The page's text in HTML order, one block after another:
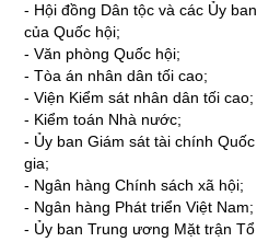
- Hội đồng Dân tộc và các Ủy ban
của Quốc hội;
- Văn phòng Quốc hội;
- Tòa án nhân dân tối cao;
- Viện Kiểm sát nhân dân tối cao;
- Kiểm toán Nhà nước;
- Ủy ban Giám sát tài chính Quốc
gia;
- Ngân hàng Chính sách xã hội;
- Ngân hàng Phát triển Việt Nam;
- Ủy ban Trung ương Mặt trận Tổ